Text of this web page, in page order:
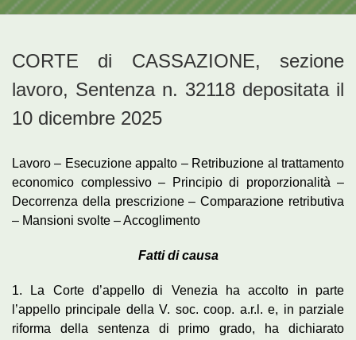
CORTE di CASSAZIONE, sezione
lavoro, Sentenza n. 32118 depositata il
10 dicembre 2025
Lavoro – Esecuzione appalto – Retribuzione al trattamento
economico complessivo – Principio di proporzionalità –
Decorrenza della prescrizione – Comparazione retributiva
– Mansioni svolte – Accoglimento
Fatti di causa
1. La Corte d’appello di Venezia ha accolto in parte
l’appello principale della V. soc. coop. a.r.l. e, in parziale
riforma della sentenza di primo grado, ha dichiarato